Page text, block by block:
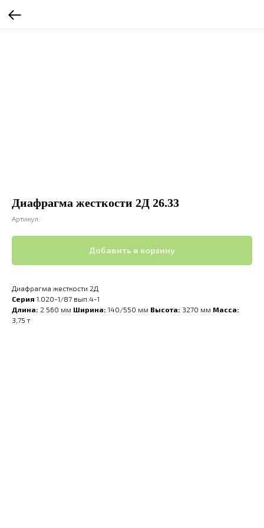
Диафрагма жесткости 2Д 26.33
Артикул:
Добавить в корзину
Диафрагма жесткости 2Д
Серия 1.020-1/87 вып.4-1
Длина: 2 560 мм Ширина: 140/550 мм Высота: 3270 мм Масса:
3,75 т